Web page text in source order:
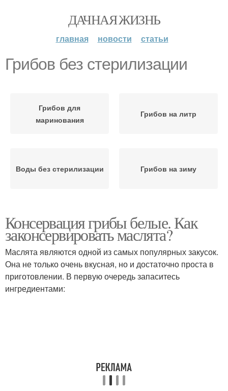
ДАЧНАЯ ЖИЗНЬ
главная новости статьи
Грибов без стерилизации
Грибов для
маринования
Грибов на литр
Воды без стерилизации Грибов на зиму
Консервация грибы белые. Как
законсервировать маслята?
Маслята являются одной из самых популярных закусок.
Она не только очень вкусная, но и достаточно проста в
приготовлении. В первую очередь запаситесь
ингредиентами: